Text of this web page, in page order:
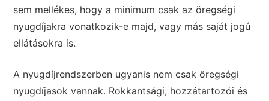
sem mellékes, hogy a minimum csak az öregségi
nyugdíjakra vonatkozik-e majd, vagy más saját jogú
ellátásokra is.
A nyugdíjrendszerben ugyanis nem csak öregségi
nyugdíjasok vannak. Rokkantsági, hozzátartozói és